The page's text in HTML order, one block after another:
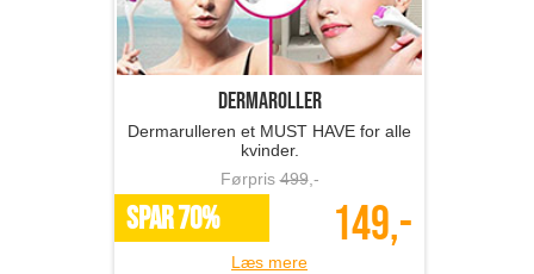
Dermaroller
Dermarulleren et MUST HAVE for alle
kvinder.
Førpris499,-
SPAR 70% 149,-
Læs mere